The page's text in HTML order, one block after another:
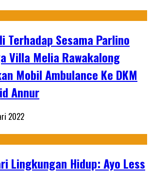
Terhadap Sesama Parlino
Villa Melia Rawakalong
Mobil Ambulance Ke DKM
Annur
2022
Lingkungan Hidup: Ayo Less